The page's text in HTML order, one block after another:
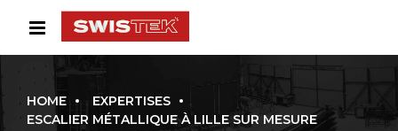
HOME
EXPERTISES
ESCALIER MÉTALLIQUE À LILLE SUR MESURE